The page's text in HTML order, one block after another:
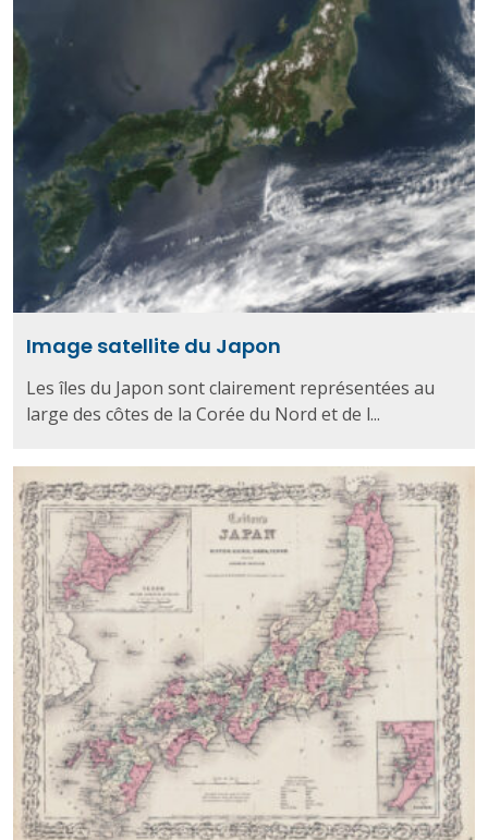
Image satellite du Japon
Les îles du Japon sont clairement représentées au
large des côtes de la Corée du Nord et de l...